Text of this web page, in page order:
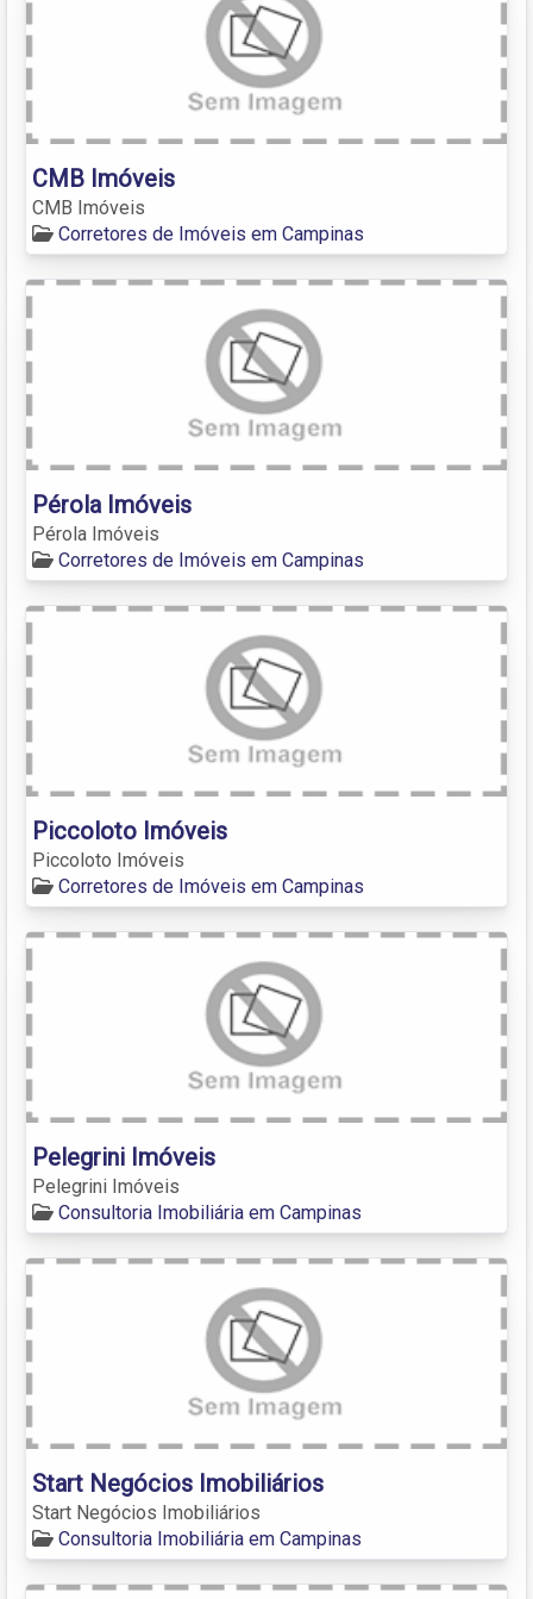
CMB Imóveis
CMB Imóveis
Corretores de Imóveis em Campinas
Pérola Imóveis
Pérola Imóveis
Corretores de Imóveis em Campinas
Piccoloto Imóveis
Piccoloto Imóveis
Corretores de Imóveis em Campinas
Pelegrini Imóveis
Pelegrini Imóveis
Consultoria Imobiliária em Campinas
Start Negócios Imobiliários
Start Negócios Imobiliários
Consultoria Imobiliária em Campinas